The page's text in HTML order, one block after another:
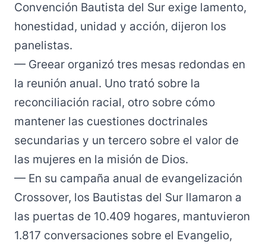
Convención Bautista del Sur exige lamento,
honestidad, unidad y acción, dijeron los
panelistas.
— Greear organizó tres mesas redondas en
la reunión anual. Uno trató sobre la
reconciliación racial, otro sobre cómo
mantener las cuestiones doctrinales
secundarias y un tercero sobre el valor de
las mujeres en la misión de Dios.
— En su campaña anual de evangelización
Crossover, los Bautistas del Sur llamaron a
las puertas de 10.409 hogares, mantuvieron
1.817 conversaciones sobre el Evangelio,